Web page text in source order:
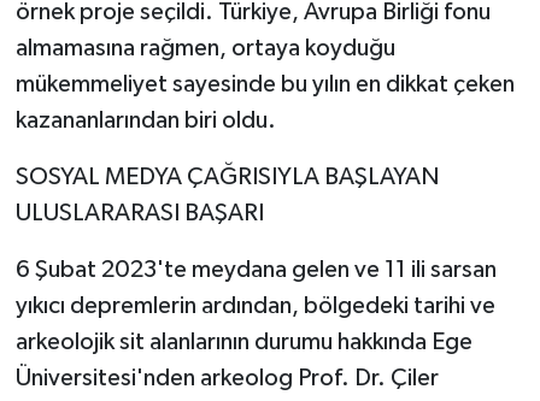
örnek proje seçildi. Türkiye, Avrupa Birliği fonu
almamasına rağmen, ortaya koyduğu
mükemmeliyet sayesinde bu yılın en dikkat çeken
kazananlarından biri oldu.
SOSYAL MEDYA ÇAĞRISIYLA BAŞLAYAN
ULUSLARARASI BAŞARI
6 Şubat 2023'te meydana gelen ve 11 ili sarsan
yıkıcı depremlerin ardından, bölgedeki tarihi ve
arkeolojik sit alanlarının durumu hakkında Ege
Üniversitesi'nden arkeolog Prof. Dr. Çiler